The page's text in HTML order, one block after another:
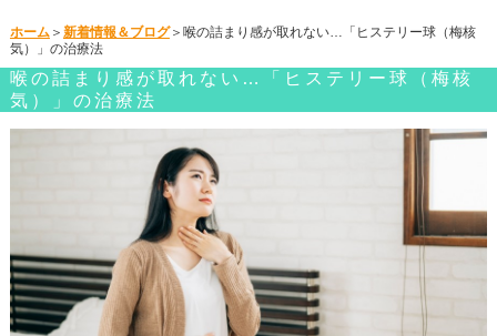
ホーム＞ 新着情報＆ブログ＞喉の詰まり感が取れない…「ヒステリー球（梅核
気）」の治療法
喉の詰まり感が取れない…「ヒステリー球（梅核
気）」の治療法